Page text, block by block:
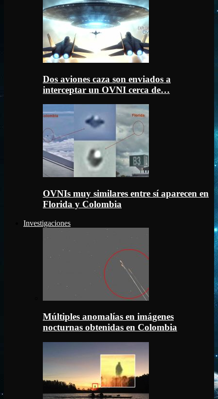
Dos aviones caza son enviados a
interceptar un OVNI cerca de…
OVNIs muy similares entre sí aparecen en
Florida y Colombia
Investigaciones
Múltiples anomalías en imágenes
nocturnas obtenidas en Colombia